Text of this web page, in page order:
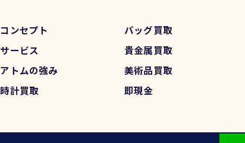
コンセプト
サービス
アトムの強み
時計買取
バッグ買取
貴金属買取
美術品買取
即現金